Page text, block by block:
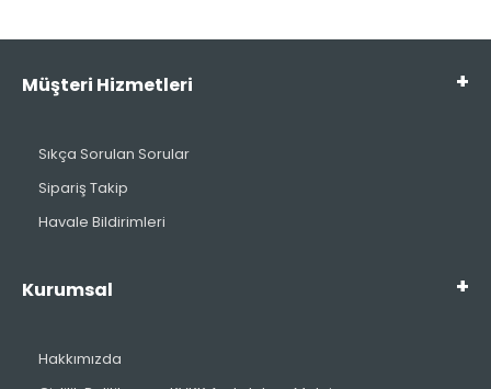
Müşteri Hizmetleri
Sıkça Sorulan Sorular
Sipariş Takip
Havale Bildirimleri
Kurumsal
Hakkımızda